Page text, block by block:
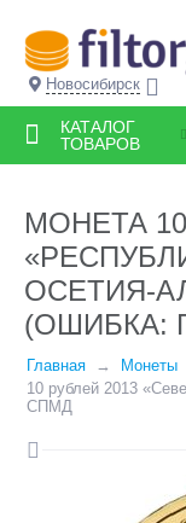
Новосибирск
КАТАЛОГ
ТОВАРОВ
МОНЕТА
ОСЕТИЯ-
(ОШИБКА:
Главная Монеты
10 рублей 2013
СПМД